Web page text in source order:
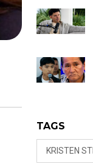
TAGS
KRISTEN